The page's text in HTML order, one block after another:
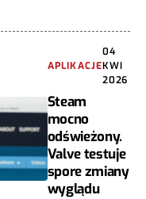
APLIKACJE
04
KWI
2026
Steam
mocno
odświeżony.
Valve testuje
spore zmiany
wyglądu